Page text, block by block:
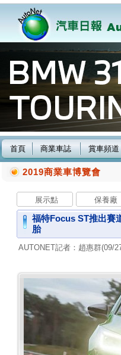
首頁 商業車誌 賞車頻道
2019商業車博覽會
展示點 保養廠
福特Focus ST推出賽
胎
AUTONET記者：趙惠群(09/